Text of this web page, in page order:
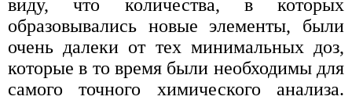
виду, что количества, в которых
образовывались новые элементы, были
очень далеки от тех минимальных доз,
которые в то время были необходимы для
самого точного химического анализа.